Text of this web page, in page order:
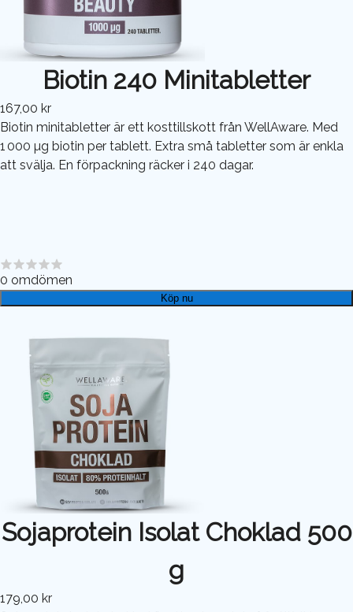
Biotin 240 Minitabletter
167,00 kr
Biotin minitabletter är ett kosttillskott från WellAware. Med
1 000 µg biotin per tablett. Extra små tabletter som är enkla
att svälja. En förpackning räcker i 240 dagar.
0 omdömen
Köp nu
Sojaprotein Isolat Choklad 500
g
179,00 kr